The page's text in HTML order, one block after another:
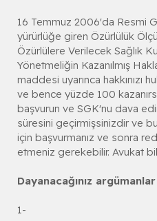
16 Temmuz 2006'da Resmi
yürürlüğe giren Özürlülük
Özürlülere Verilecek Sağlık
Yönetmeliğin Kazanılmış
maddesi uyarınca hakkınızı
ve bence yüzde 100
başvurun ve SGK'nu dava
süresini geçirmişsinizdir ve
için başvurmanız ve sonra
etmeniz gerekebilir. Avukat
Dayanacağınız
1-